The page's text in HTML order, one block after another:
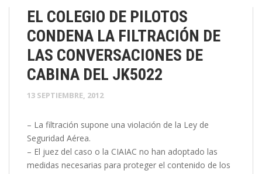
EL COLEGIO DE PILOTOS
CONDENA LA FILTRACIÓN DE
LAS CONVERSACIONES DE
CABINA DEL JK5022
13 SEPTIEMBRE, 2012
– La filtración supone una violación de la Ley de
Seguridad Aérea.
– El juez del caso o la CIAIAC no han adoptado las
medidas necesarias para proteger el contenido de los